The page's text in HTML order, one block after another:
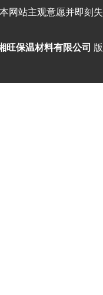
网站主观意愿并即
旺保温材料有限公司